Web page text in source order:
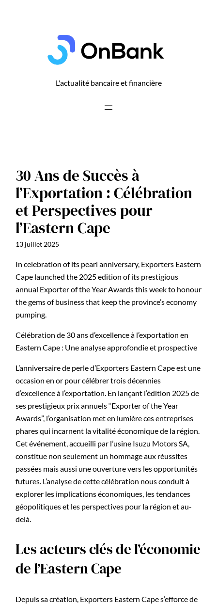
L'actualité bancaire et financière
30 Ans de Succès à
l’Exportation : Célébration
et Perspectives pour
l’Eastern Cape
13 juillet 2025
In celebration of its pearl anniversary, Exporters Eastern
Cape launched the 2025 edition of its prestigious
annual Exporter of the Year Awards this week to honour
the gems of business that keep the province’s economy
pumping.
Célébration de 30 ans d’excellence à l’exportation en
Eastern Cape : Une analyse approfondie et prospective
L’anniversaire de perle d’Exporters Eastern Cape est une
occasion en or pour célébrer trois décennies
d’excellence à l’exportation. En lançant l’édition 2025 de
ses prestigieux prix annuels “Exporter of the Year
Awards”, l’organisation met en lumière ces entreprises
phares qui incarnent la vitalité économique de la région.
Cet événement, accueilli par l’usine Isuzu Motors SA,
constitue non seulement un hommage aux réussites
passées mais aussi une ouverture vers les opportunités
futures. L’analyse de cette célébration nous conduit à
explorer les implications économiques, les tendances
géopolitiques et les perspectives pour la région et au-
delà.
Les acteurs clés de l’économie
de l’Eastern Cape
Depuis sa création, Exporters Eastern Cape s’efforce de